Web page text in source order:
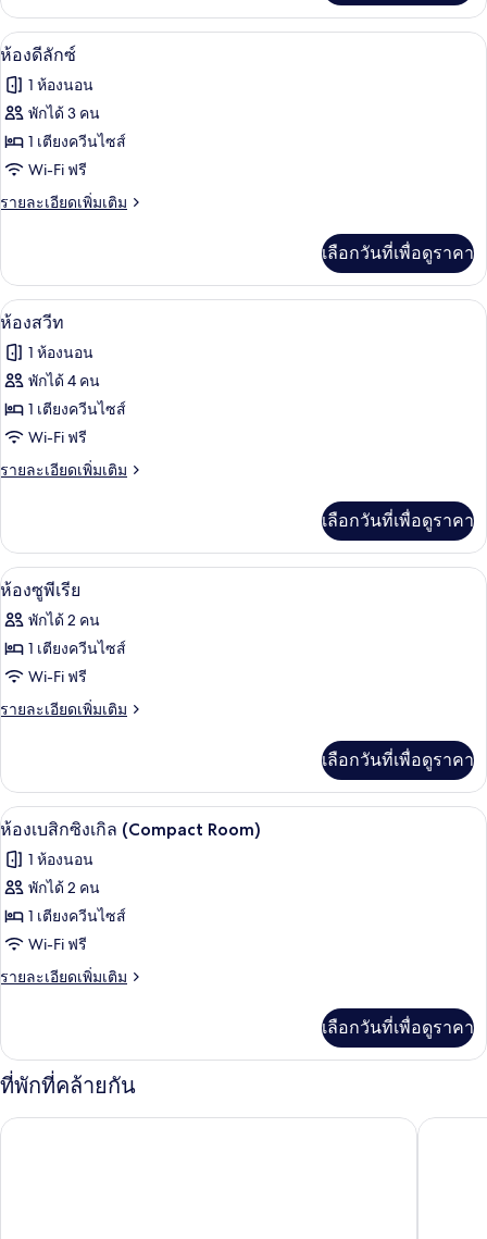
เกี่ยว
กับ
ห้อง
เปิด
ภาพถ่าย
ทั้งหมด
ของ
ห้อง
ดี
ซ์
ห้องดีลักซ์ | ผ้าปูที่นอน Frette จากอิต
5
ห้องดีลักซ์
1 ห้องนอน
พักได้ 3 คน
1 เตียงควีนไซส์
Wi-Fi ฟรี
รายละเอียดเพิ่มเติม
ราย
เกี่ยว
กับ
ห้อง
ลัก
ซ์
เลือกวันที่เพื่อดูราคา
เปิด
ภาพถ่าย
ทั้งหมด
ของ
ห้อง
สวีท
ห้องสวีท | ผ้าปูที่นอน Frette จากอิตาลี
7
ห้องสวีท
1 ห้องนอน
พักได้ 4 คน
1 เตียงควีนไซส์
Wi-Fi ฟรี
รายละเอียดเพิ่มเติม
ราย
เกี่ยว
กับ
ห้อง
ท
เลือกวันที่เพื่อดูราคา
เปิด
ภาพถ่าย
ทั้งหมด
ของ
ห้อง
เรีย
ห้องซูพีเรีย | ผ้าปูที่นอน Frette จากอิต
3
ห้องซูพีเรีย
พักได้ 2 คน
1 เตียงควีนไซส์
Wi-Fi ฟรี
รายละเอียดเพิ่มเติม
ราย
เกี่ยว
กับ
ห้อง
พี
เรีย
เลือกวันที่เพื่อดูราคา
เปิด
ภาพถ่าย
ทั้งหมด
ของ
ห้อง
เบสิ
ซิงเกิล
(Compact
Room)
ห้องเบสิกซิงเกิล (Compact Room) |
5
ห้องเบสิกซิงเกิล (Compact Room)
1 ห้องนอน
พักได้ 2 คน
1 เตียงควีนไซส์
Wi-Fi ฟรี
รายละเอียดเพิ่มเติม
ราย
เกี่ยว
กับ
ห้อง
ก
เลือกวันที่เพื่อดูราคา
ที่พักที่คล้ายกัน
แฮมป์ตันอินน์ มาตามอรัส/มิลฟอร์ด La